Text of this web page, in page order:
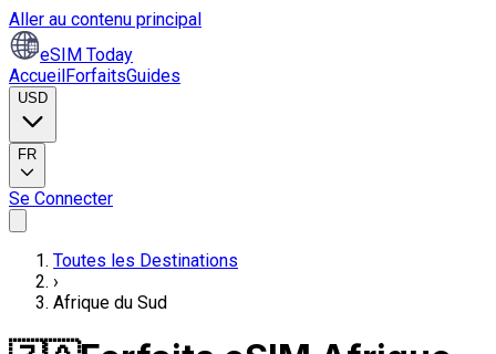
Aller au contenu principal
eSIM Today
AccueilForfaitsGuides
USD
FR
Se Connecter
Toutes les Destinations
›
Afrique du Sud